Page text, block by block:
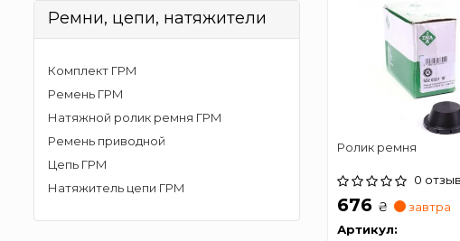
Ремни, цепи, натяжители
Комплект ГРМ
Ремень ГРМ
Натяжной ролик ремня ГРМ
Ремень приводной
Цепь ГРМ
Натяжитель цепи ГРМ
Ролик ремня
0
676 ₴
завтра
Артикул: